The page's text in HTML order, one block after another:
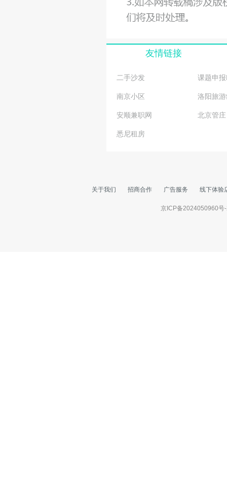
友情链接
二手沙发 课题申
南京小区 洛阳旅
安顺兼职网 北京管
悉尼租房
关于我们 招商合作 广告服务 线下体验
京ICP备2024050960号